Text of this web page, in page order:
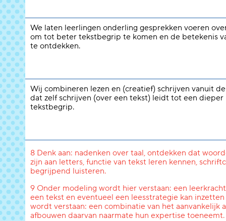
We laten leerlingen onderling gesprekken voeren
om tot beter tekstbegrip te komen en de betekenis
te ontdekken.
Wij combineren lezen en (creatief) schrijven vanuit
dat zelf schrijven (over een tekst) leidt tot een dieper
tekstbegrip.
8 Denk aan: nadenken over taal, ontdekken dat
zijn aan letters, functie van tekst leren kennen,
begrijpend luisteren.
9 Onder modeling wordt hier verstaan: een
een tekst en eventueel een leesstrategie kan
wordt verstaan: een combinatie van het
afbouwen daarvan naarmate hun expertise toeneemt.